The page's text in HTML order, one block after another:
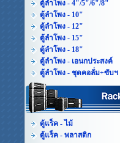
ตู้ลำโพง - 4"/5"/6"/8"
ตู้ลำโพง - 10"
ตู้ลำโพง - 12"
ตู้ลำโพง - 15"
ตู้ลำโพง - 18"
ตู้ลำโพง - เอนกประสงค์
ตู้ลำโพง - ชุดคอลั่ม+ซับฯ
ตู้แร็ค - ไม้
ตู้แร็ค - พลาสติก